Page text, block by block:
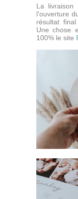
La
l'ouverture
résultat
Une chose
100% le site